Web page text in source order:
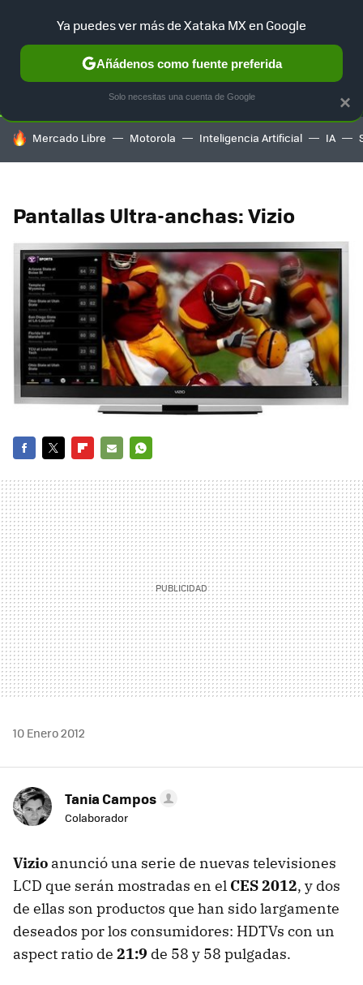
SELECCIÓN GAMING HOME AUTO TERRITORIO
HOY SE HABLA DE
Mercado Libre Motorola Inteligencia Artificial IA
Pantallas Ultra-anchas: Vizio
MAIL
10 Enero 2012
Tania Campos
Colaborador
Vizio anunció una serie de nuevas televisiones
LCD que serán mostradas en el CES 2012, y dos
de ellas son productos que han sido largamente
deseados por los consumidores: HDTVs con un
aspect ratio de 21:9 de 58 y 58 pulgadas.
×
Ya puedes ver más de Xataka MX en Google
Añádenos como fuente preferida
Solo necesitas una cuenta de Google